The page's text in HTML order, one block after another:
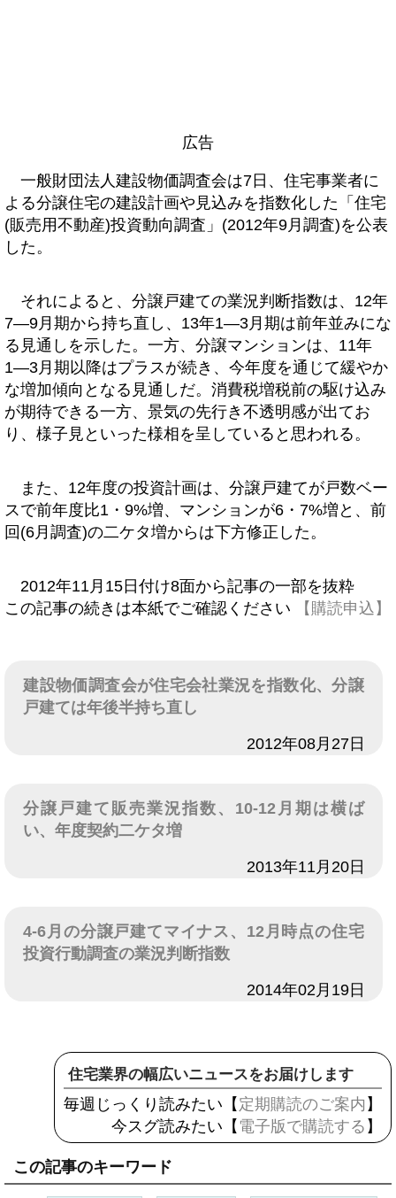
広告
一般財団法人建設物価調査会は7日、住宅事業者に
よる分譲住宅の建設計画や見込みを指数化した「住宅
(販売用不動産)投資動向調査」(2012年9月調査)を公表
した。
それによると、分譲戸建ての業況判断指数は、12年
7―9月期から持ち直し、13年1―3月期は前年並みにな
る見通しを示した。一方、分譲マンションは、11年
1―3月期以降はプラスが続き、今年度を通じて緩やか
な増加傾向となる見通しだ。消費税増税前の駆け込み
が期待できる一方、景気の先行き不透明感が出てお
り、様子見といった様相を呈していると思われる。
また、12年度の投資計画は、分譲戸建てが戸数ベー
スで前年度比1・9%増、マンションが6・7%増と、前
回(6月調査)の二ケタ増からは下方修正した。
2012年11月15日付け8面から記事の一部を抜粋
この記事の続きは本紙でご確認ください
【購読申込】
建設物価調査会が住宅会社業況を指数化、分譲
戸建ては年後半持ち直し
2012年08月27日
分譲戸建て販売業況指数、10-12月期は横ば
い、年度契約二ケタ増
2013年11月20日
4-6月の分譲戸建てマイナス、12月時点の住宅
投資行動調査の業況判断指数
2014年02月19日
住宅業界の幅広いニュースをお届けします
毎週じっくり読みたい【 定期購読のご案内 】
今スグ読みたい【 電子版で購読する 】
この記事のキーワード